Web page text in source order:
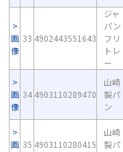
画
像
33 4902443551643
ジャ
パン
フリ
トレ
ー
画
像
34 4903110289470
山崎
製パ
ン
画 35 4903110280415
山崎
製パ